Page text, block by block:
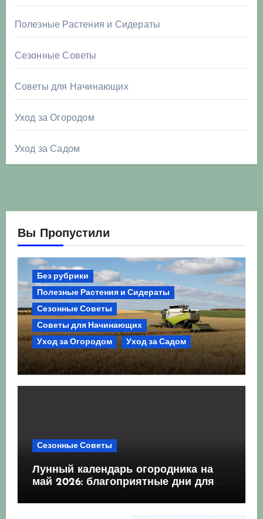
Полезные Растения и Сидераты
Сезонные Советы
Советы для Начинающих
Уход за Огородом
Уход за Садом
Вы Пропустили
Без рубрики
Полезные Растения и Сидераты
Сезонные Советы
Советы для Начинающих
Уход за Огородом
Уход за Садом
Агрокультура України осінь 2026:
Сезонные Советы
Лунный календарь огородника на
май 2026: благоприятные дни для